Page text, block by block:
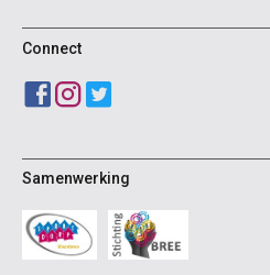
Connect
Samenwerking